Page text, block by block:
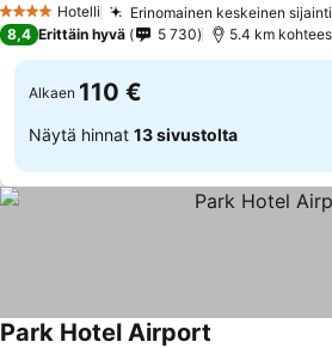
4 Tähtiluokitus
Hotelli Erinomainen keskeinen sijainti
8,4 Erittäin hyvä 5 730
Alkaen 110 €
Näytä hinnat 13 sivustolta
Park Hotel Airport